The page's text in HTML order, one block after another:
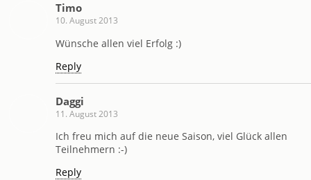
Timo
10. August 2013
Wünsche allen viel Erfolg :)
Reply
Daggi
11. August 2013
Ich freu mich auf die neue Saison, viel Glück allen
Teilnehmern :-)
Reply